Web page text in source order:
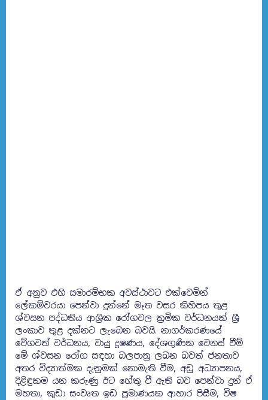
ඒ අනුව එහි සමාරම්භක අවස්ථාවට එක්වෙමින්
ලේකම්වරයා පෙන්වා දුන්නේ මෑත වසර කිහිපය තුළ
ශ්වසන පද්ධතිය ආශ්‍රික රෝගවල ක්‍රමික වර්ධනයක් ශ්‍රී
ලංකාව තුළ දක්නට ලැබෙන බවයි. නාගර්කරණයේ
වේගවත් වර්ධනය, වායු දූෂණය, දේශගුණික වෙනස් වීම්
මේ ශ්වසන රෝග සඳහා බලපානු ලබන බවත් ජනතාව
අතර විද්‍යාත්මක දැනුමක් නොමැති වීම, අඩු අධ්‍යාපනය,
දිළිඳුකම යන කරුණු ඊට හේතු වී ඇති බව පෙන්වා දුන් ඒ
මහතා, කුඩා සංවෘත ඉඩ ප්‍රමාණයක ආහාර පිසීම, විෂ